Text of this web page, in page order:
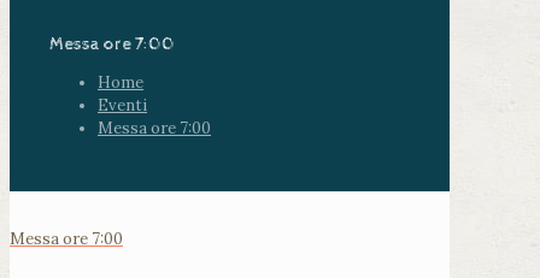
Messa ore 7:00
Home
Eventi
Messa ore 7:00
Messa ore 7:00